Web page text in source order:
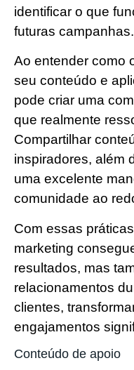
identificar o que
futuras campanhas.
Ao entender como
seu conteúdo e
pode criar uma
que realmente
Compartilhar
inspiradores, além
uma excelente
comunidade ao
Com essas
marketing
resultados, mas
relacionamentos
clientes,
engajamentos
Conteúdo de apoio